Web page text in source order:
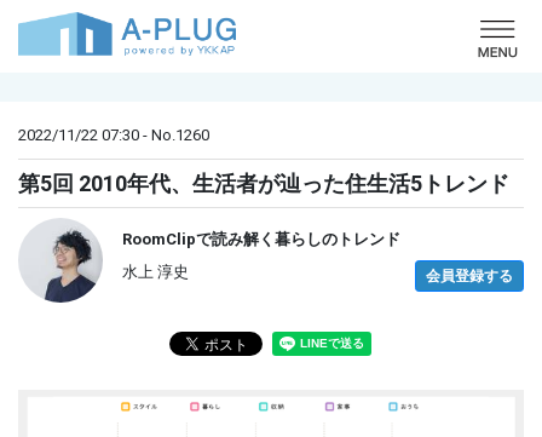
2022/11/22 07:30 - No.1260
第5回 2010年代、生活者が辿った住生活5トレンド
RoomClipで読み解く暮らしのトレンド
水上 淳史
会員登録する